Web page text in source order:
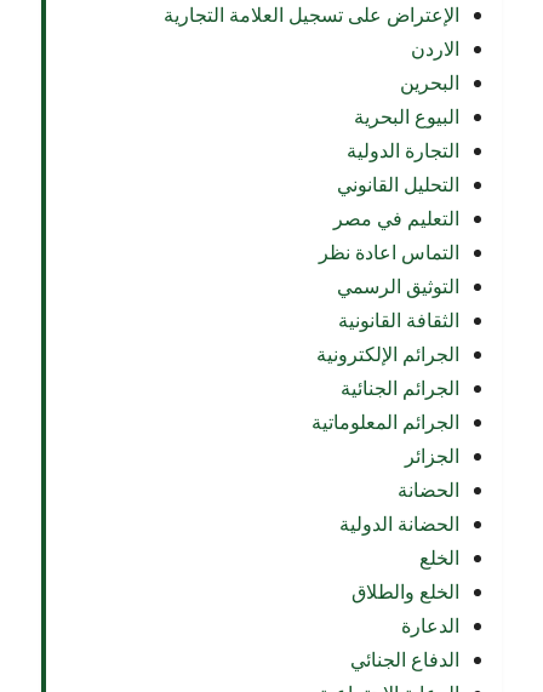
الإعتراض على تسجيل العلامة التجارية
الاردن
البحرين
البيوع البحرية
التجارة الدولية
التحليل القانوني
التعليم في مصر
التماس اعادة نظر
التوثيق الرسمي
الثقافة القانونية
الجرائم الإلكترونية
الجرائم الجنائية
الجرائم المعلوماتية
الجزائر
الحضانة
الحضانة الدولية
الخلع
الخلع والطلاق
الدعارة
الدفاع الجنائي